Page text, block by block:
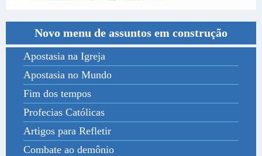
Novo menu de assuntos em construção
Apostasia na Igreja
Apostasia no Mundo
Fim dos tempos
Profecias Católicas
Artigos para Refletir
Combate ao demônio